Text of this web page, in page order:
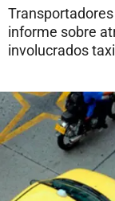
informe sobre
involucrados